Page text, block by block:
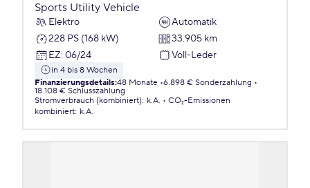
Sports Utility Vehicle
Elektro
Automatik
228 PS (168 kW)
33.905 km
EZ: 06/24 Voll-Leder
in 4 bis 8 Wochen
Finanzierungsdetails:48 Monate 6.898 € Sonderzahlung
18.108 € Schlusszahlung
Stromverbrauch (kombiniert): k.A.
CO₂-Emissionen
kombiniert: k.A.